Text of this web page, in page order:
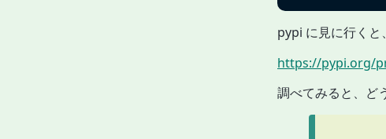
pypi に見に行くと
https://pypi.org/
調べてみると、ど